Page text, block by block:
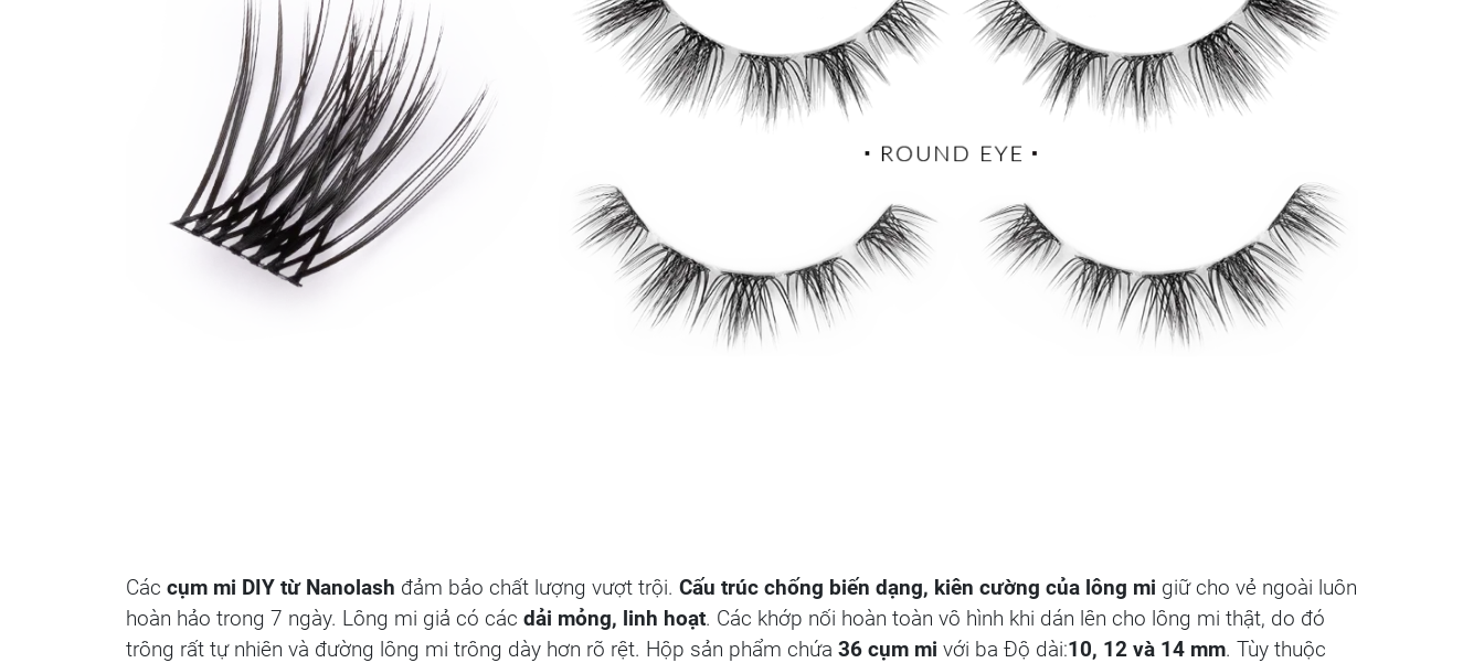
Các cụm mi DIY từ Nanolash đảm bảo chất lượng vượt trội. Cấu trúc chống biến dạng, kiên cường của lông mi giữ cho vẻ ngoài luôn
hoàn hảo trong 7 ngày. Lông mi giả có các dải mỏng, linh hoạt. Các khớp nối hoàn toàn vô hình khi dán lên cho lông mi thật, do đó
trông rất tự nhiên và đường lông mi trông dày hơn rõ rệt. Hộp sản phẩm chứa 36 cụm mi với ba Độ dài:10, 12 và 14 mm. Tùy thuộc